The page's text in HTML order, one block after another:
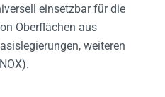
einsetzbar für die
Oberflächen aus
weiteren